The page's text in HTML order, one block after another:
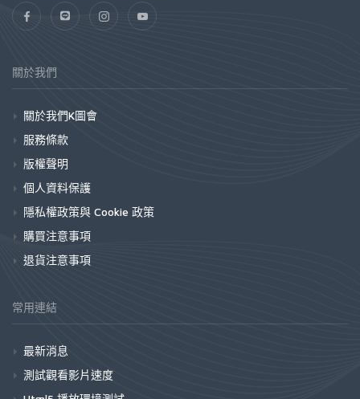
關於我們
關於我們K圖會
服務條款
版權聲明
個人資料保護
隱私權政策與 Cookie 政策
購買注意事項
退貨注意事項
常用連結
最新消息
測試觀看影片速度